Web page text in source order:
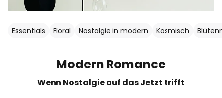
Essentials Floral Nostalgie in modern Kosmisch
Modern Romance
Wenn Nostalgie auf das Jetzt trifft